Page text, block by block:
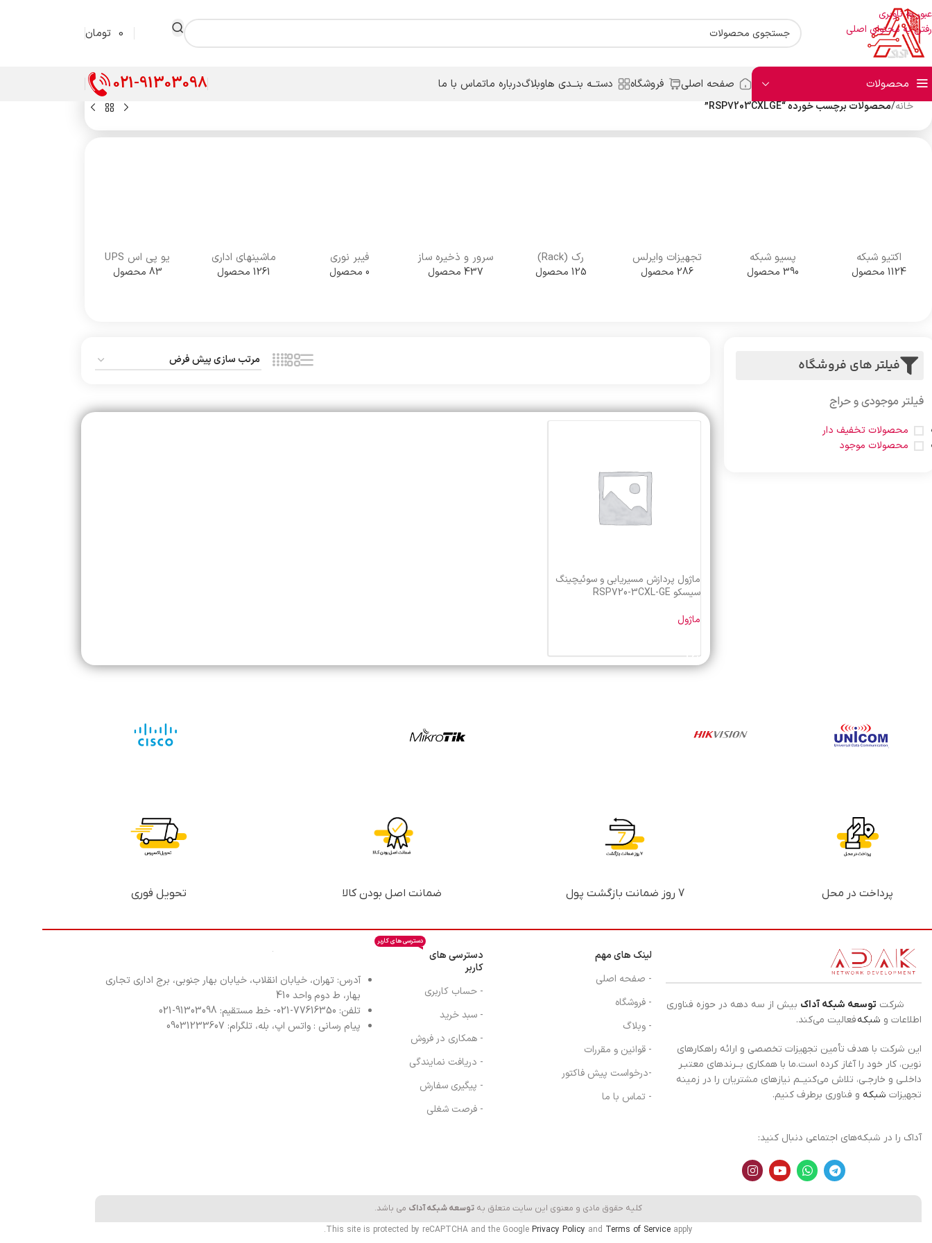
عبور به ناوبری
رفتن به محتوای اصلی
0 تومان
محصولات صفحه اصلی فروشگاه دستــه بنــدی هاوبلاگدرباره ماتماس با ما 021-91303098
خانه/محصولات برچسب خورده “RSP7203CXLGE”
اکتیو شبکه
1124 محصول
پسیو شبکه
390 محصول
تجهیزات وایرلس
286 محصول
رک (Rack)
125 محصول
سرور و ذخیره ساز
437 محصول
فیبر نوری
0 محصول
ماشینهای اداری
1261 محصول
یو پی اس UPS
83 محصول
فیلتر های فروشگاه
فیلتر موجودی و حراج
محصولات تخفیف دار
محصولات موجود
ماژول پردازش مسیریابی و سوئیچینگ
سیسکو RSP720-3CXL-GE
ماژول
پرداخت در محل 7 روز ضمانت بازگشت پول ضمانت اصل بودن کالا تحویل فوری
شرکت توسعه شبکه آداک بیش از سه دهه در حوزه فناوری
اطلاعات و شبکهفعالیت می‌کند.
این شرکت با هدف تأمین تجهیزات تخصصی و ارائه راهکارهای
نوین، کار خود را آغاز کرده است.ما با همکاری بــرندهای معتبـر
داخلـی و خارجـی، تلاش می‌کنیــم نیازهای مشتریان را در زمینه
تجهیزات شبکه و فناوری برطرف کنیم.
آداک را در شبکه‌های اجتماعی دنبال کنید:
لینک های مهم
- صفحه اصلی
- فروشگاه
- وبلاگ
- قوانین و مقررات
-درخواست پیش فاکتور
- تماس با ما
دسترسی های
کاربر
دسترسی های کاربر
- حساب کاربری
- سبد خرید
- همکاری در فروش
- دریافت نمایندگی
- پیگیری سفارش
- فرصت شغلی
آدرس: تهران، خیابان انقلاب، خیابان بهار جنوبی، برج اداری تجاری
بهار، ط دوم واحد 410
تلفن: 77616350-021- خط مستقیم: 91303098-021
پیام رسانی : واتس اپ، بله، تلگرام: 09031233607
کلیه حقوق مادی و معنوی این سایت متعلق به توسعه شبکه آداک می باشد.
This site is protected by reCAPTCHA and the Google Privacy Policy and Terms of Service apply.